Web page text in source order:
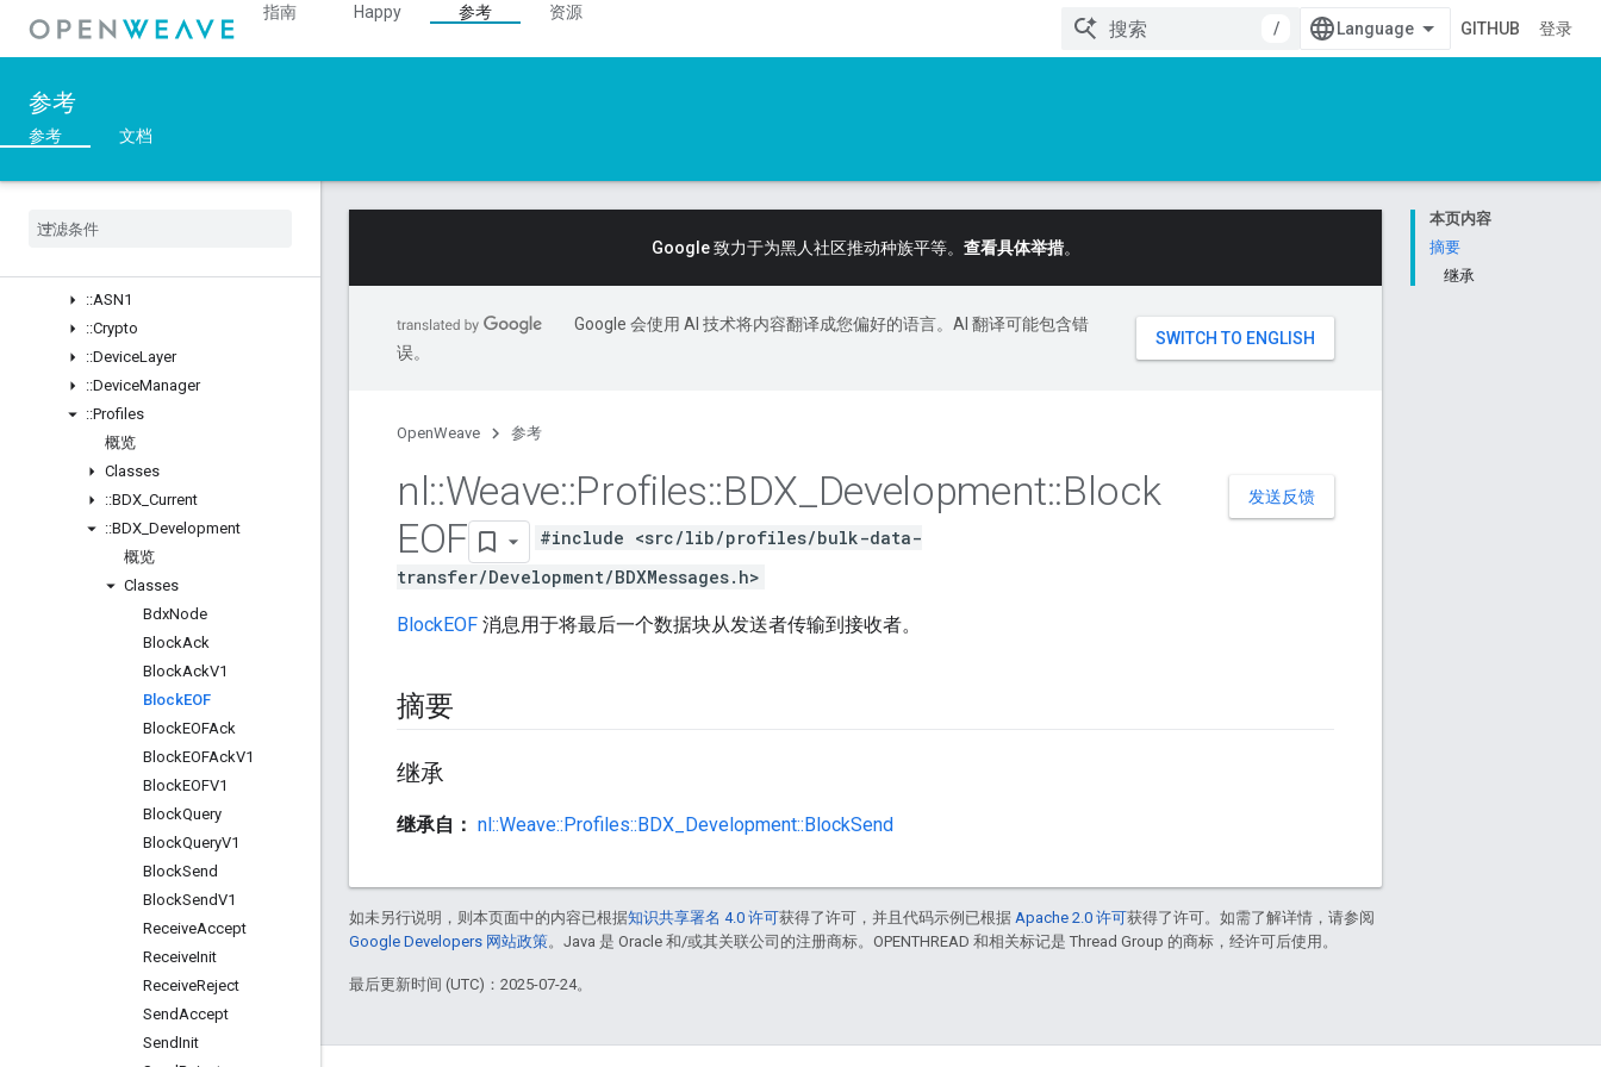
指南 Happy 参考
资源
/
GITHUB 登录
参考
参考 文档
Structs
::Ble
概览
Structs
::ASN1
::Crypto
::DeviceLayer
::DeviceManager
::Profiles
概览
Classes
::BDX Current
::BDX Development
概览
Classes
BdxNode
BlockAck
BlockAckV1
BlockEOF
BlockEOFAck
BlockEOFAckV1
BlockEOFV1
BlockQuery
BlockQueryV1
BlockSend
BlockSendV1
ReceiveAccept
ReceiveInit
ReceiveReject
SendAccept
SendInit
本页内容
摘要
继承
Google 致力于为黑人社区推动种族平等。 查看具体举措。
Google 会使用 AI 技术将内容翻译成您偏好的语言。AI 翻译可能包含错
误。
OpenWeave 参考
发送反馈
nl::Weave::Profiles::BDX Development::Block
EOF
#include <src/lib/profiles/bulk-data-
transfer/Development/BDXMessages.h>
BlockEOF 消息用于将最后一个数据块从发送者传输到接收者。
摘要
继承
继承自： nl::Weave::Profiles::BDX_Development::BlockSend
如未另行说明，则本页面中的内容已根据知识共享署名 4.0 许可获得了许可，并且代码示例已根据 Apache 2.0 许可获得了许可。如需了解详情，请参阅
Google Developers 网站政策。Java 是 Oracle 和/或其关联公司的注册商标。OPENTHREAD 和相关标记是 Thread Group 的商标，经许可后使用。
最后更新时间 (UTC)：2025-07-24。